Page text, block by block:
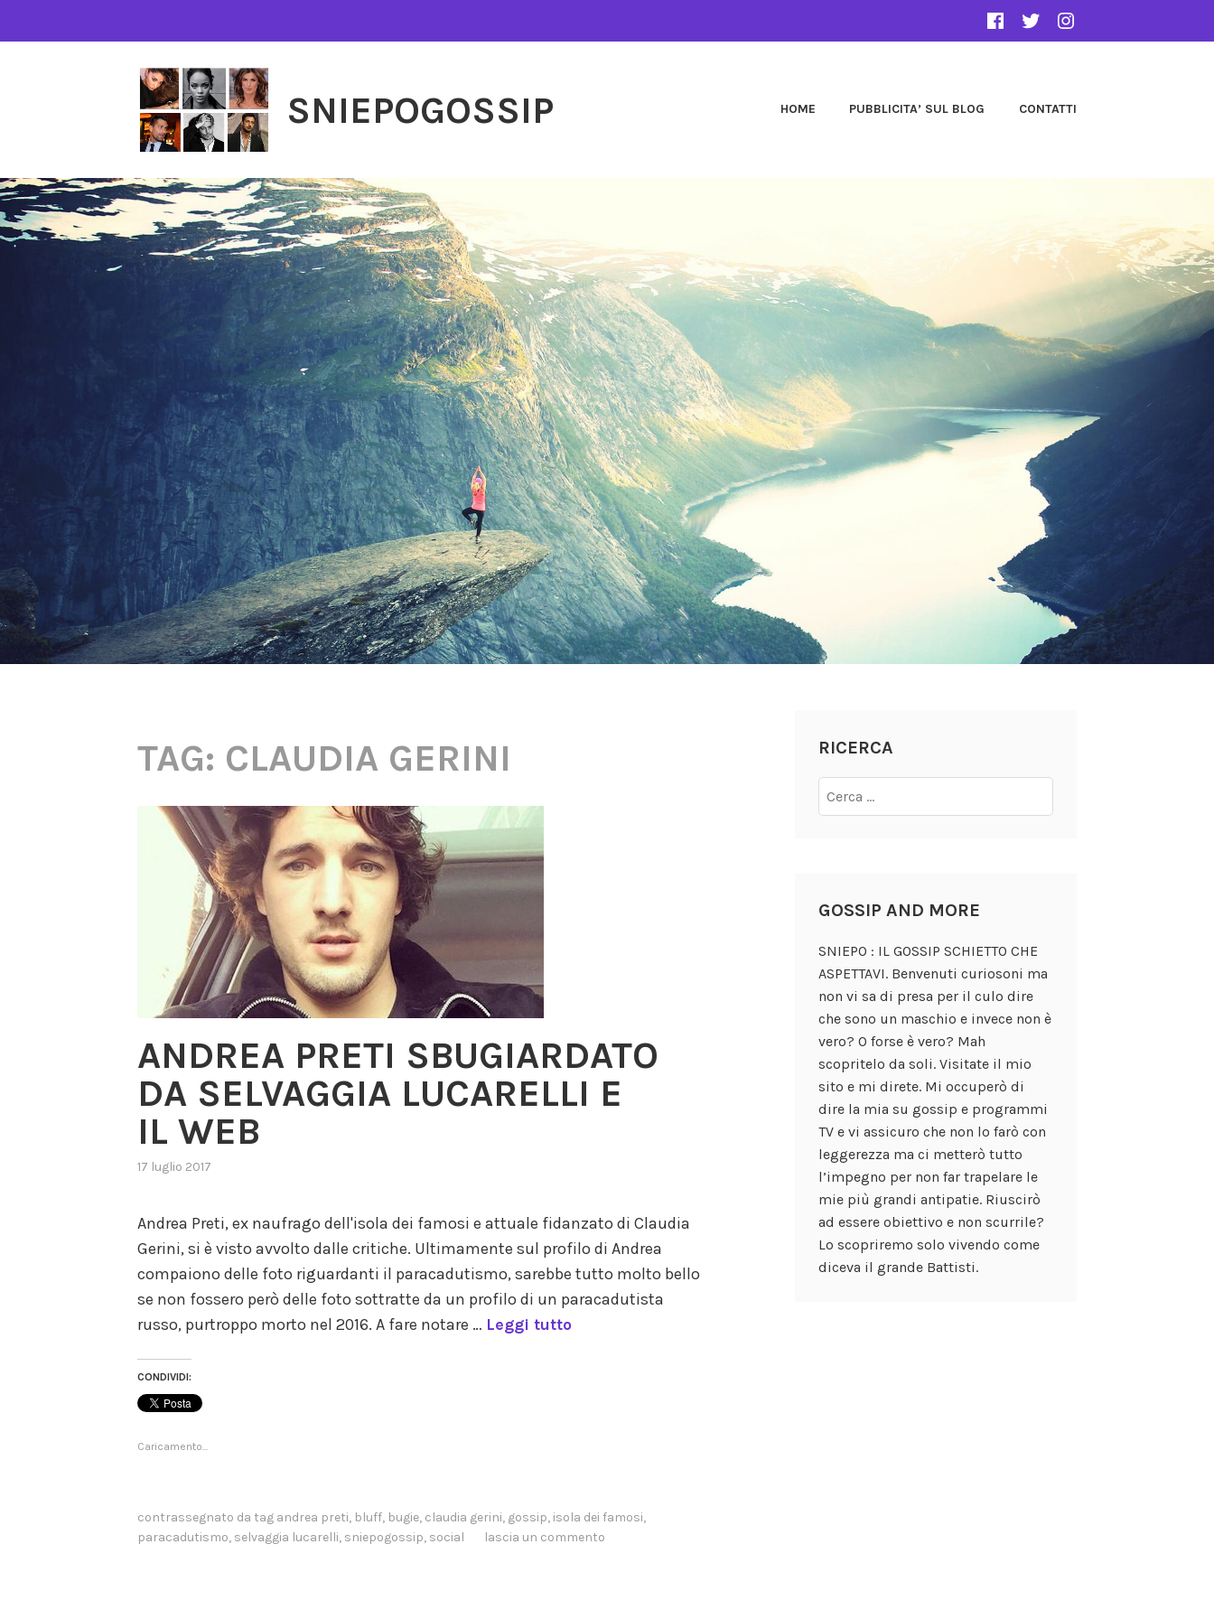
SNIEPOGOSSIP HOME PUBBLICITA’ SUL BLOG CONTATTI
TAG: CLAUDIA GERINI
ANDREA PRETI SBUGIARDATO
DA SELVAGGIA LUCARELLI E
IL WEB
17 luglio 2017
gossip ,
reality
Andrea Preti, ex naufrago dell'isola dei famosi e attuale fidanzato di Claudia
Gerini, si è visto avvolto dalle critiche. Ultimamente sul profilo di Andrea
compaiono delle foto riguardanti il paracadutismo, sarebbe tutto molto bello
se non fossero però delle foto sottratte da un profilo di un paracadutista
russo, purtroppo morto nel 2016. A fare notare … Leggi tutto
CONDIVIDI:
Caricamento...
contrassegnato da tag andrea preti, bluff, bugie, claudia gerini, gossip, isola dei famosi,
paracadutismo, selvaggia lucarelli, sniepogossip, social lascia un commento
RICERCA
GOSSIP AND MORE
SNIEPO : IL GOSSIP SCHIETTO CHE
ASPETTAVI. Benvenuti curiosoni ma
non vi sa di presa per il culo dire
che sono un maschio e invece non è
vero? O forse è vero? Mah
scopritelo da soli. Visitate il mio
sito e mi direte. Mi occuperò di
dire la mia su gossip e programmi
TV e vi assicuro che non lo farò con
leggerezza ma ci metterò tutto
l’impegno per non far trapelare le
mie più grandi antipatie. Riuscirò
ad essere obiettivo e non scurrile?
Lo scopriremo solo vivendo come
diceva il grande Battisti.